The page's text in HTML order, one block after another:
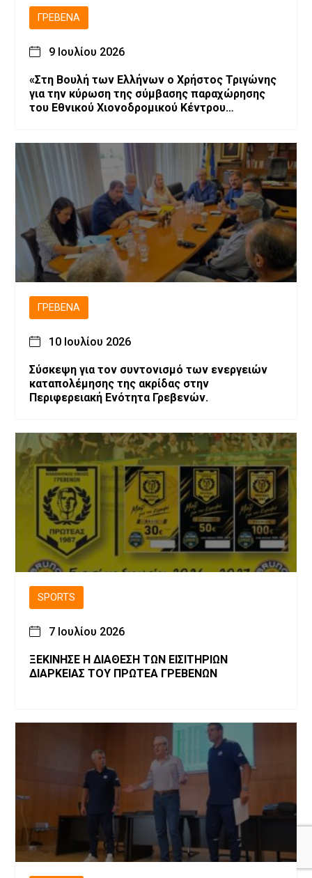
ΓΡΕΒΕΝΆ
9 Ιουλίου 2026
«Στη Βουλή των Ελλήνων ο Χρήστος Τριγώνης
για την κύρωση της σύμβασης παραχώρησης
του Εθνικού Χιονοδρομικού Κέντρου
ΓΡΕΒΕΝΆ
10 Ιουλίου 2026
Σύσκεψη για τον συντονισμό των ενεργειών
καταπολέμησης της ακρίδας στην
Περιφερειακή Ενότητα Γρεβενών.
SPORTS
7 Ιουλίου 2026
ΞΕΚΙΝΗΣΕ Η ΔΙΑΘΕΣΗ ΤΩΝ ΕΙΣΙΤΗΡΙΩΝ
ΔΙΑΡΚΕΙΑΣ ΤΟΥ ΠΡΩΤΕΑ ΓΡΕΒΕΝΩΝ